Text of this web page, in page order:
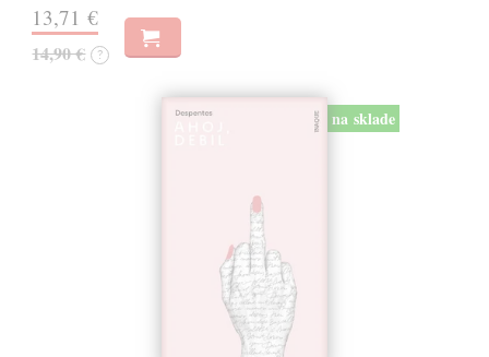
13,71 €
14,90 € ?
na sklade